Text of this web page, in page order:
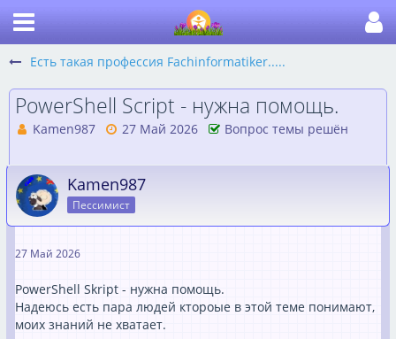
Есть такая профессия Fachinformatiker.....
PowerShell Script - нужна помощь.
Kamen987 27 Май 2026 Вопрос темы решён
Kamen987
Пессимист
27 Май 2026
PowerShell Skript - нужна помощь.
Надеюсь есть пара людей ктороые в этой теме понимают,
моих знаний не хватает.